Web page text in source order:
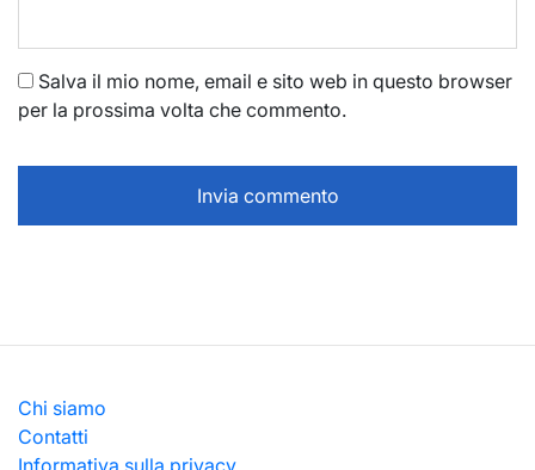
Salva il mio nome, email e sito web in questo browser
per la prossima volta che commento.
Chi siamo
Contatti
Informativa sulla privacy